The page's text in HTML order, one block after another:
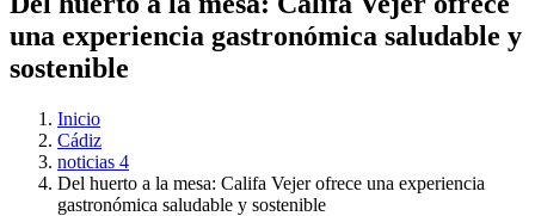
una experiencia gastronómica saludable y
sostenible
Inicio
Cádiz
noticias 4
Del huerto a la mesa: Califa Vejer ofrece una experiencia
gastronómica saludable y sostenible